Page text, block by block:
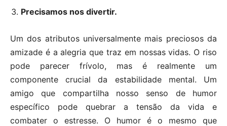
Precisamos nos divertir.
Um dos atributos universalmente mais preciosos da
amizade é a alegria que traz em nossas vidas. O riso
pode parecer frívolo, mas é realmente um
componente crucial da estabilidade mental. Um
amigo que compartilha nosso senso de humor
específico pode quebrar a tensão da vida e
combater o estresse. O humor é o mesmo que